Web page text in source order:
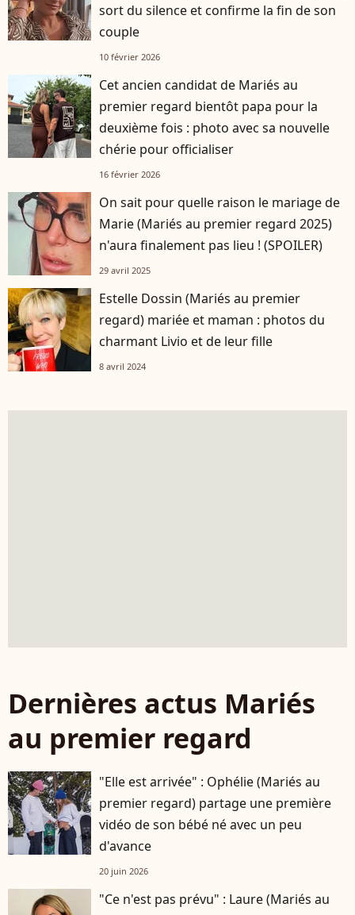
sort du silence et confirme la fin de son
couple
10 février 2026
Cet ancien candidat de Mariés au
premier regard bientôt papa pour la
deuxième fois : photo avec sa nouvelle
chérie pour officialiser
16 février 2026
On sait pour quelle raison le mariage de
Marie (Mariés au premier regard 2025)
n'aura finalement pas lieu ! (SPOILER)
29 avril 2025
Estelle Dossin (Mariés au premier
regard) mariée et maman : photos du
charmant Livio et de leur fille
8 avril 2024
Dernières actus Mariés
au premier regard
"Elle est arrivée" : Ophélie (Mariés au
premier regard) partage une première
vidéo de son bébé né avec un peu
d'avance
20 juin 2026
"Ce n'est pas prévu" : Laure (Mariés au